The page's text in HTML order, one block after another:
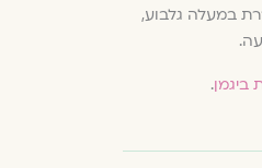
במעלה גלבוע,
ביגמן.